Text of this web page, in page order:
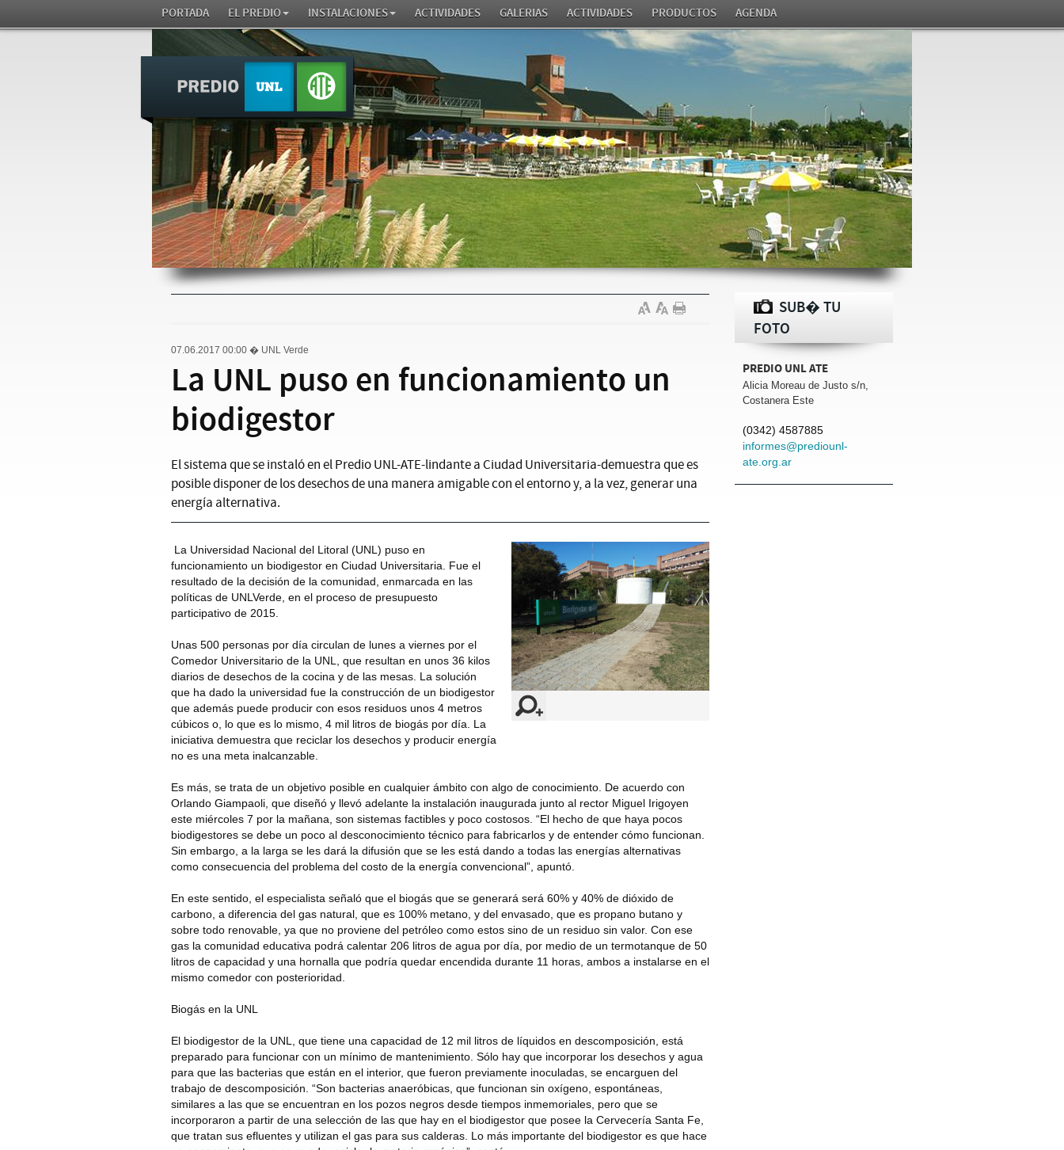
PORTADA EL PREDIO INSTALACIONES ACTIVIDADES GALERIAS ACTIVIDADES PRODUCTOS AGENDA
07.06.2017 00:00 � UNL Verde
La UNL puso en funcionamiento un
biodigestor
El sistema que se instaló en el Predio UNL-ATE-lindante a Ciudad Universitaria-demuestra que es
posible disponer de los desechos de una manera amigable con el entorno y, a la vez, generar una
energía alternativa.
La Universidad Nacional del Litoral (UNL) puso en
funcionamiento un biodigestor en Ciudad Universitaria. Fue el
resultado de la decisión de la comunidad, enmarcada en las
políticas de UNLVerde, en el proceso de presupuesto
participativo de 2015.
Unas 500 personas por día circulan de lunes a viernes por el
Comedor Universitario de la UNL, que resultan en unos 36 kilos
diarios de desechos de la cocina y de las mesas. La solución
que ha dado la universidad fue la construcción de un biodigestor
que además puede producir con esos residuos unos 4 metros
cúbicos o, lo que es lo mismo, 4 mil litros de biogás por día. La
iniciativa demuestra que reciclar los desechos y producir energía
no es una meta inalcanzable.
Es más, se trata de un objetivo posible en cualquier ámbito con algo de conocimiento. De acuerdo con
Orlando Giampaoli, que diseñó y llevó adelante la instalación inaugurada junto al rector Miguel Irigoyen
este miércoles 7 por la mañana, son sistemas factibles y poco costosos. “El hecho de que haya pocos
biodigestores se debe un poco al desconocimiento técnico para fabricarlos y de entender cómo funcionan.
Sin embargo, a la larga se les dará la difusión que se les está dando a todas las energías alternativas
como consecuencia del problema del costo de la energía convencional”, apuntó.
En este sentido, el especialista señaló que el biogás que se generará será 60% y 40% de dióxido de
carbono, a diferencia del gas natural, que es 100% metano, y del envasado, que es propano butano y
sobre todo renovable, ya que no proviene del petróleo como estos sino de un residuo sin valor. Con ese
gas la comunidad educativa podrá calentar 206 litros de agua por día, por medio de un termotanque de 50
litros de capacidad y una hornalla que podría quedar encendida durante 11 horas, ambos a instalarse en el
mismo comedor con posterioridad.
Biogás en la UNL
El biodigestor de la UNL, que tiene una capacidad de 12 mil litros de líquidos en descomposición, está
preparado para funcionar con un mínimo de mantenimiento. Sólo hay que incorporar los desechos y agua
para que las bacterias que están en el interior, que fueron previamente inoculadas, se encarguen del
trabajo de descomposición. “Son bacterias anaeróbicas, que funcionan sin oxígeno, espontáneas,
similares a las que se encuentran en los pozos negros desde tiempos inmemoriales, pero que se
incorporaron a partir de una selección de las que hay en el biodigestor que posee la Cervecería Santa Fe,
que tratan sus efluentes y utilizan el gas para sus calderas. Lo más importante del biodigestor es que hace
SUB� TU
FOTO
PREDIO UNL ATE
Alicia Moreau de Justo s/n,
Costanera Este
(0342) 4587885
informes@prediounl-
ate.org.ar